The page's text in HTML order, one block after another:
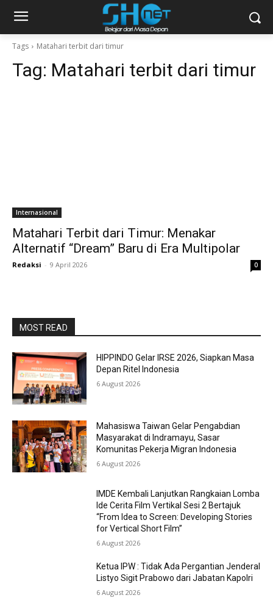
Tags Matahari terbit dari timur
Tag: Matahari terbit dari timur
Internasional
Matahari Terbit dari Timur: Menakar
Alternatif “Dream” Baru di Era Multipolar
Redaksi - 9 April 2026 0
MOST READ
HIPPINDO Gelar IRSE 2026, Siapkan Masa
Depan Ritel Indonesia
6 August 2026
Mahasiswa Taiwan Gelar Pengabdian
Masyarakat di Indramayu, Sasar
Komunitas Pekerja Migran Indonesia
6 August 2026
IMDE Kembali Lanjutkan Rangkaian Lomba
Ide Cerita Film Vertikal Sesi 2 Bertajuk
“From Idea to Screen: Developing Stories
for Vertical Short Film”
6 August 2026
Ketua IPW : Tidak Ada Pergantian Jenderal
Listyo Sigit Prabowo dari Jabatan Kapolri
6 August 2026